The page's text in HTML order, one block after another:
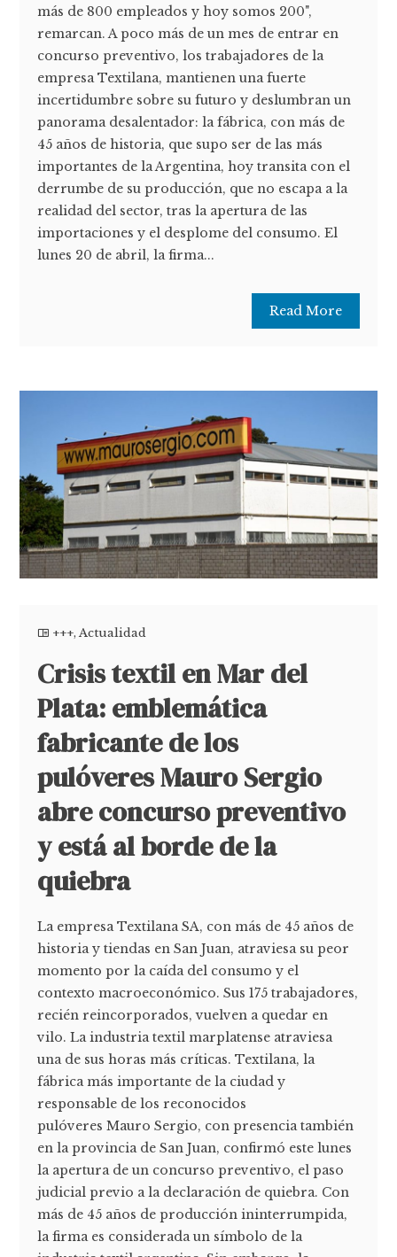
más de 800 empleados y hoy somos 200",
remarcan. A poco más de un mes de entrar en
concurso preventivo, los trabajadores de la
empresa Textilana, mantienen una fuerte
incertidumbre sobre su futuro y deslumbran un
panorama desalentador: la fábrica, con más de
45 años de historia, que supo ser de las más
importantes de la Argentina, hoy transita con el
derrumbe de su producción, que no escapa a la
realidad del sector, tras la apertura de las
importaciones y el desplome del consumo. El
lunes 20 de abril, la firma...
Read More
+++,Actualidad
Crisis textil en Mar del
Plata: emblemática
fabricante de los
pulóveres Mauro Sergio
abre concurso preventivo
y está al borde de la
quiebra
La empresa Textilana SA, con más de 45 años de
historia y tiendas en San Juan, atraviesa su peor
momento por la caída del consumo y el
contexto macroeconómico. Sus 175 trabajadores,
recién reincorporados, vuelven a quedar en
vilo. La industria textil marplatense atraviesa
una de sus horas más críticas. Textilana, la
fábrica más importante de la ciudad y
responsable de los reconocidos
pulóveres Mauro Sergio, con presencia también
en la provincia de San Juan, confirmó este lunes
la apertura de un concurso preventivo, el paso
judicial previo a la declaración de quiebra. Con
más de 45 años de producción ininterrumpida,
la firma es considerada un símbolo de la